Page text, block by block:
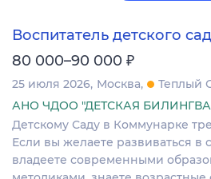
Воспитатель детского
80 000–90 000 ₽
25 июля 2026 Москва
Теплый
АНО ЧДОО "ДЕТСКАЯ
Детскому Саду в Коммунарке
Если вы желаете развиваться в
владеете современными